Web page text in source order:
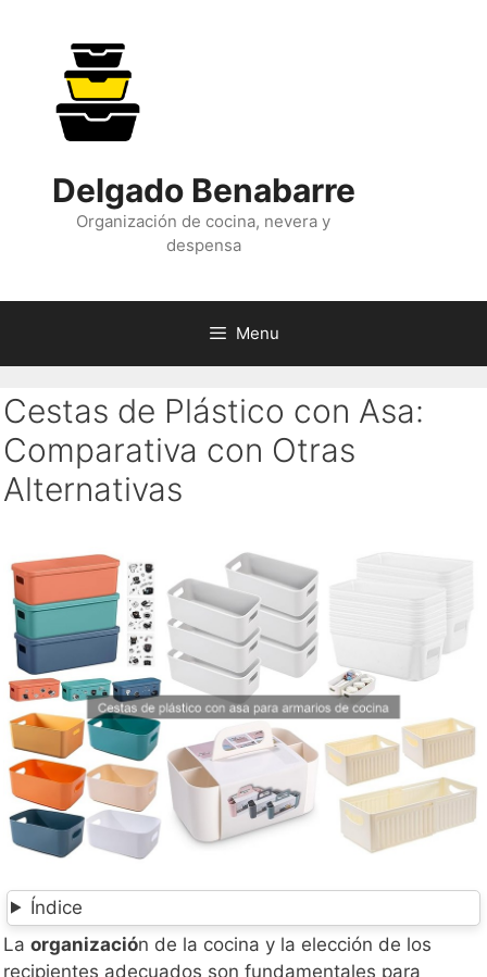
content
Delgado Benabarre
Organización de cocina, nevera y
despensa
Menu
Cestas de Plástico con Asa:
Comparativa con Otras
Alternativas
Índice
La organización de la cocina y la elección de los
recipientes adecuados son fundamentales para